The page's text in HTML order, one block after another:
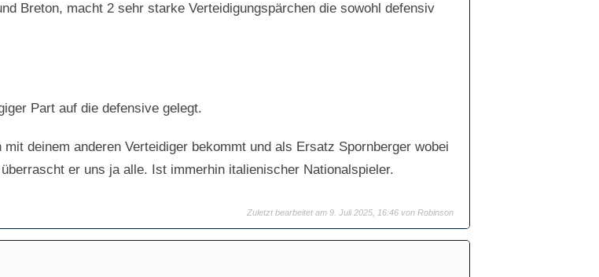
Breton, macht 2 sehr starke Verteidigungspärchen die sowohl defensiv
Part auf die defensive gelegt.
deinem anderen Verteidiger bekommt und als Ersatz Spornberger wobei
er uns ja alle. Ist immerhin italienischer Nationalspieler.
Zuletzt bearbeitet am 9. Juli 2025, 16:46 vonRobinson